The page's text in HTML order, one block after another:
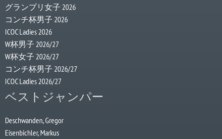
グランプリ女子 2026
コンチ杯男子 2026
ICOC Ladies 2026
W杯男子 2026/27
W杯女子 2026/27
コンチ杯男子 2026/27
ICOC Ladies 2026/27
ベストジャンパー
Deschwanden, Gregor
Eisenbichler, Markus